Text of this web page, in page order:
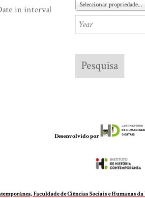
in interval Seleccionar propriedade...
Desenvolvido por
Faculdade de Ciências Sociais e Humanas